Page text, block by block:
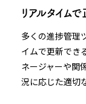
リアルタイム
多くの進捗管理
イムで更新でき
ネージャーや関
況に応じた適切